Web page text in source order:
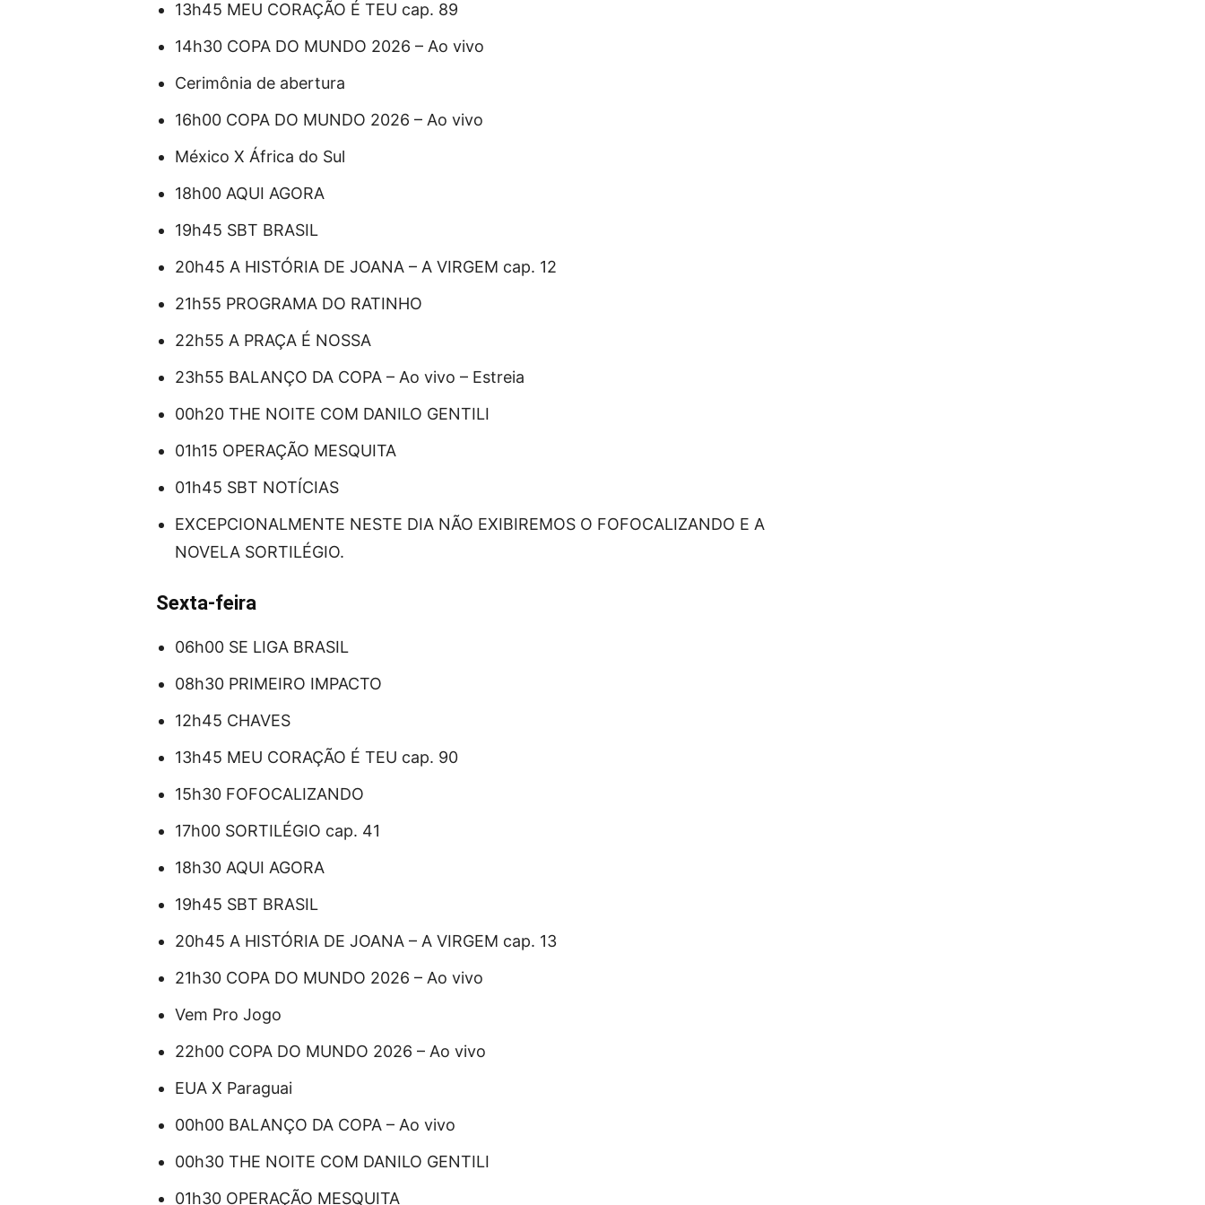
13h45 MEU CORAÇÃO É TEU cap. 89
14h30 COPA DO MUNDO 2026 – Ao vivo
Cerimônia de abertura
16h00 COPA DO MUNDO 2026 – Ao vivo
México X África do Sul
18h00 AQUI AGORA
19h45 SBT BRASIL
20h45 A HISTÓRIA DE JOANA – A VIRGEM cap. 12
21h55 PROGRAMA DO RATINHO
22h55 A PRAÇA É NOSSA
23h55 BALANÇO DA COPA – Ao vivo – Estreia
00h20 THE NOITE COM DANILO GENTILI
01h15 OPERAÇÃO MESQUITA
01h45 SBT NOTÍCIAS
EXCEPCIONALMENTE NESTE DIA NÃO EXIBIREMOS O FOFOCALIZANDO E A
NOVELA SORTILÉGIO.
Sexta-feira
06h00 SE LIGA BRASIL
08h30 PRIMEIRO IMPACTO
12h45 CHAVES
13h45 MEU CORAÇÃO É TEU cap. 90
15h30 FOFOCALIZANDO
17h00 SORTILÉGIO cap. 41
18h30 AQUI AGORA
19h45 SBT BRASIL
20h45 A HISTÓRIA DE JOANA – A VIRGEM cap. 13
21h30 COPA DO MUNDO 2026 – Ao vivo
Vem Pro Jogo
22h00 COPA DO MUNDO 2026 – Ao vivo
EUA X Paraguai
00h00 BALANÇO DA COPA – Ao vivo
00h30 THE NOITE COM DANILO GENTILI
01h30 OPERAÇÃO MESQUITA